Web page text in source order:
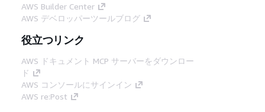
AWS Builder Center
AWS デベロッパーツールブログ
役立つリンク
AWS ドキュメント MCP サーバーをダウンロー
ド
AWS コンソールにサインイン
AWS re:Post